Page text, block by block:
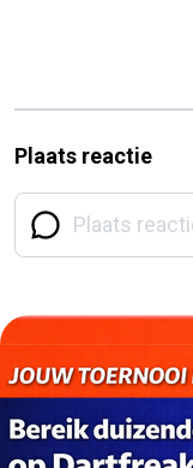
Plaats reactie